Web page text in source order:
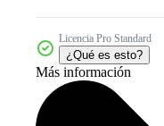
Licencia Pro Standard
¿Qué es esto?
Más información